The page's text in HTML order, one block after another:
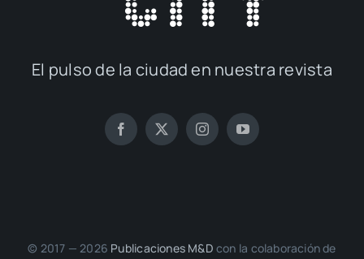
El pul­so de la ciu­dad en nues­tra revis­ta
© 2017 — 2026 Publi­ca­cio­nes M&D con la cola­bo­ra­ción de